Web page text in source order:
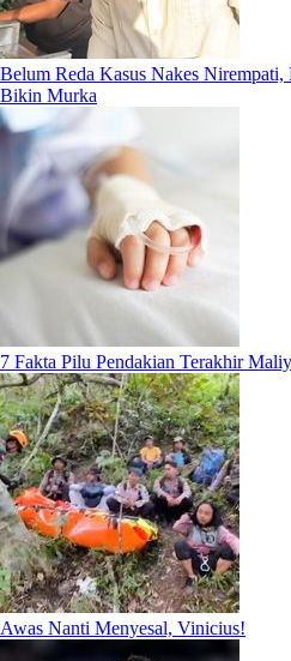
Belum Reda Kasus Nakes Nirempati,
Bikin Murka
7 Fakta Pilu Pendakian Terakhir
Awas Nanti Menyesal, Vinicius!